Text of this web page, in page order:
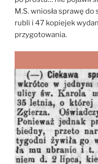
M.S. wniosła sprawę
rubli i 47 kopiejek
przygotowania.